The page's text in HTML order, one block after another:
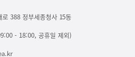
388 정부세종청사 15동
- 18:00, 공휴일 제외)